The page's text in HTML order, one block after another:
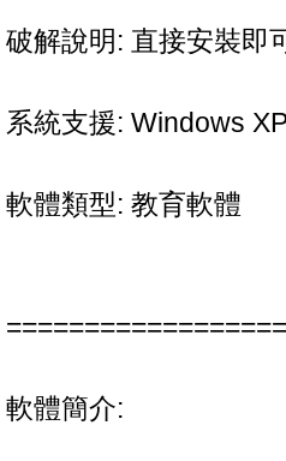
破解說明: 直接安裝即
系統支援: Windows
軟體類型: 教育軟體
軟體簡介: